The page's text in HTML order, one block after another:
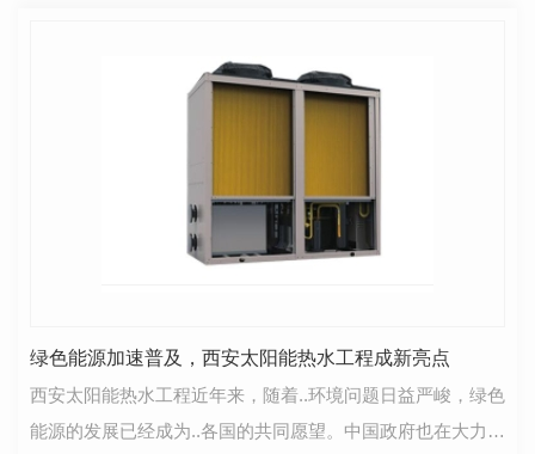
绿色能源加速普及，西安太阳能热水工程成新亮点
西安太阳能热水工程近年来，随着..环境问题日益严峻，绿色
能源的发展已经成为..各国的共同愿望。中国政府也在大力推